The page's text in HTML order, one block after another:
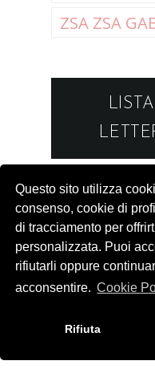
Questo sito utilizza
consenso, cookie di
di tracciamento per
personalizzata. Puoi
rifiutarli oppure
acconsentire. Cookie
Rifiuta
ZSA ZSA